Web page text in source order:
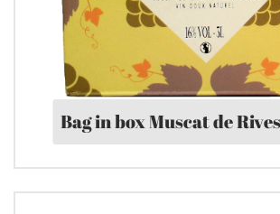
Bag in box Muscat de